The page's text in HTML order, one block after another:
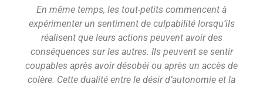
En même temps, les tout-petits commencent à
expérimenter un sentiment de culpabilité lorsqu’ils
réalisent que leurs actions peuvent avoir des
conséquences sur les autres. Ils peuvent se sentir
coupables après avoir désobéi ou après un accès de
colère. Cette dualité entre le désir d’autonomie et la